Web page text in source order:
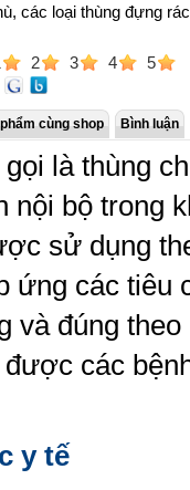
các loại thùng đựng
2 3 4 5
cùng shop Bình luận
là thùng
nội bộ trong
sử dụng
ứng các tiêu
và đúng
các
y tế